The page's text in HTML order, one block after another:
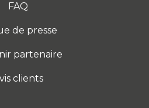
FAQ
de presse
partenaire
clients